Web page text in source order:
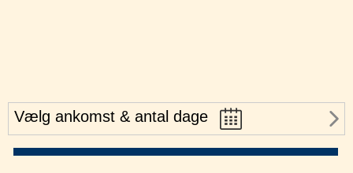
Vælg ankomst & antal dage